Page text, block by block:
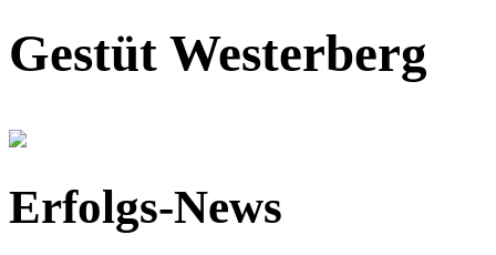
Gestüt Westerberg
Erfolgs-News